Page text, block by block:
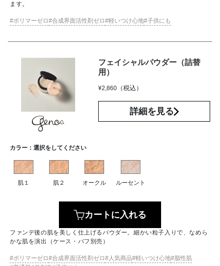
ます。
ポリマーゼロ 合成界面活性剤ゼロ 軽いつけ心地 子供にも
フェイシャルパウダー（詰替
用）
¥2,860 （税込）
詳細を見る
カラー： 選択をしてください
肌１ 肌２ オークル ルーセント
カートに入れる
ファンデ後の肌を美しく仕上げるパウダー。細かい粒子入りで、なめら
かな肌を演出（ケース・パフ別売）
ポリマーゼロ 合成界面活性剤ゼロ 人気商品 軽いつけ心地 脂性肌